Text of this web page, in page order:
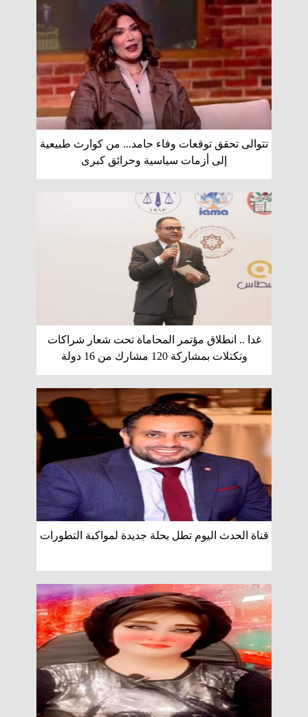
تتوالى تحقق توقعات وفاء حامد... من كوارث طبيعية
إلى أزمات سياسية وحرائق كبرى
غدا .. انطلاق مؤتمر المحاماة تحت شعار شراكات
وتكتلات بمشاركة 120 مشارك من 16 دولة
قناة الحدث اليوم تطل بحلة جديدة لمواكبة التطورات